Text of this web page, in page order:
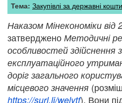
Тема: Закупівлі за державні кошти
Наказом Мінекономіки
затверджено Методичні
особливостей здійснення
експлуатаційного
доріг загального
місцевого значення
https://surl.li/welytf). Вони